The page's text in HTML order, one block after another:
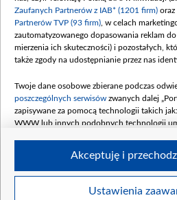
Zaufanych Partnerów z IAB* (1201 firm) oraz
Partnerów TVP (93 firm) , w celach
zautomatyzowanego dopasowania reklam
mierzenia ich skuteczności) i pozostałych,
także zgody na udostępnianie przez nas
Twoje dane osobowe zbierane podczas
poszczególnych serwisów zwanych dalej
zapisywane za pomocą technologii takich
WWW lub innych podobnych technologii
Twoje dane osobowe zbierane podczas
Ustawienia
Akceptuję i